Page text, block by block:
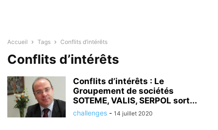
Accueil Tags Conflits d’intérêts
Conflits d’intérêts
Conflits d’intérêts : Le
Groupement de sociétés
SOTEME, VALIS, SERPOL sort...
challenges - 14 juillet 2020